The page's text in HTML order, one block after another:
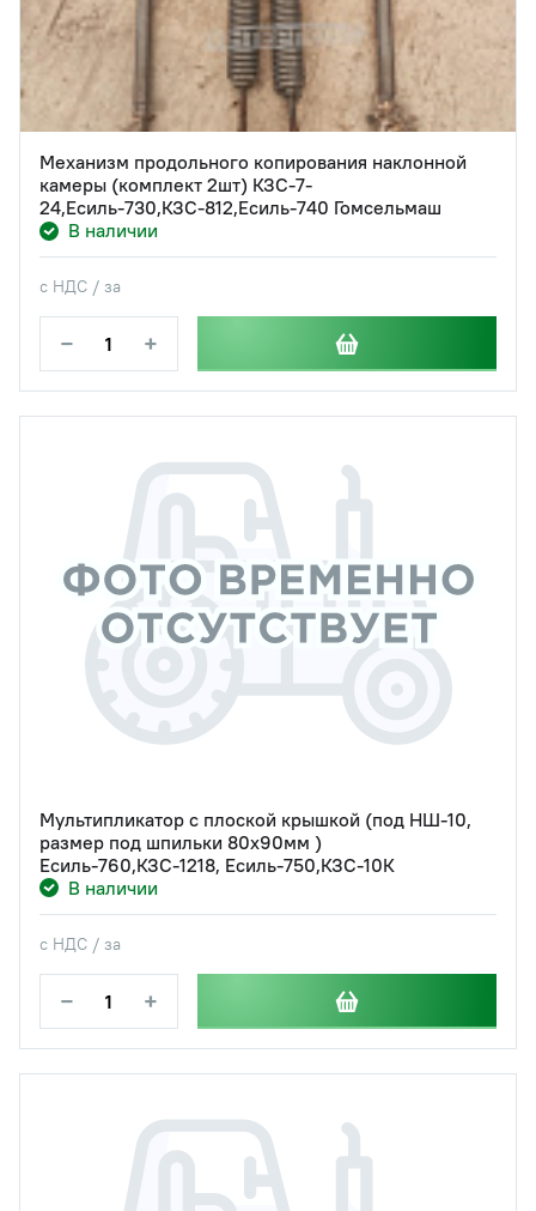
Механизм продольного копирования наклонной
камеры (комплект 2шт) КЗС-7-
24,Есиль-730,КЗС-812,Есиль-740 Гомсельмаш
В наличии
с НДС / за
− +
Мультипликатор с плоской крышкой (под НШ-10,
размер под шпильки 80х90мм )
Есиль-760,КЗС-1218, Есиль-750,КЗС-10К
В наличии
с НДС / за
− +